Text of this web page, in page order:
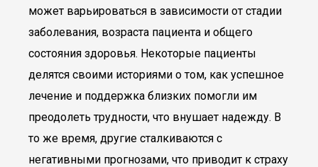
может варьироваться в зависимости от стадии
заболевания, возраста пациента и общего
состояния здоровья. Некоторые пациенты
делятся своими историями о том, как успешное
лечение и поддержка близких помогли им
преодолеть трудности, что внушает надежду. В
то же время, другие сталкиваются с
негативными прогнозами, что приводит к страху